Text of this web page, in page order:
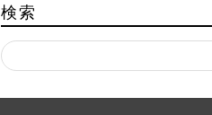
検索